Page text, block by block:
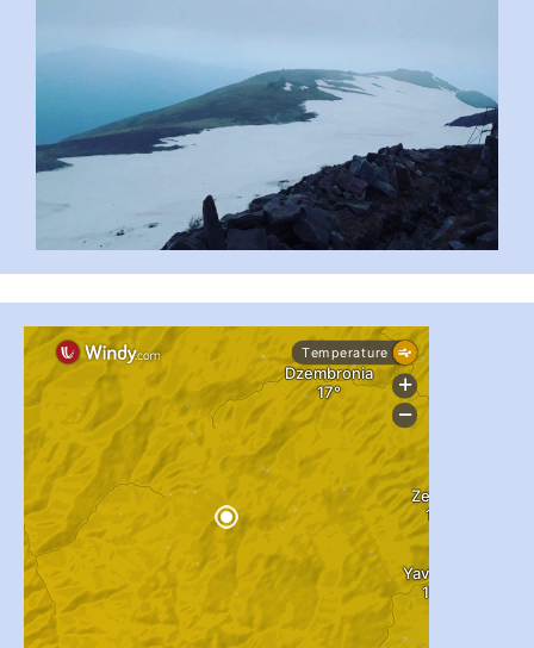
...
pimrec_project